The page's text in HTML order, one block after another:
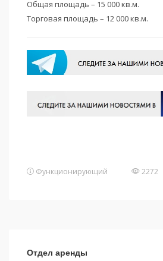
Общая площадь – 15 000 кв.м.
Торговая площадь – 12 000 кв.м.
Функционирующий 2272
Отдел аренды